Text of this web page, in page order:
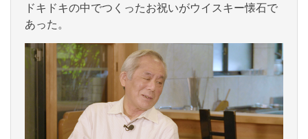
ドキドキの中でつくったお祝いがウイスキー懐石で
あった。